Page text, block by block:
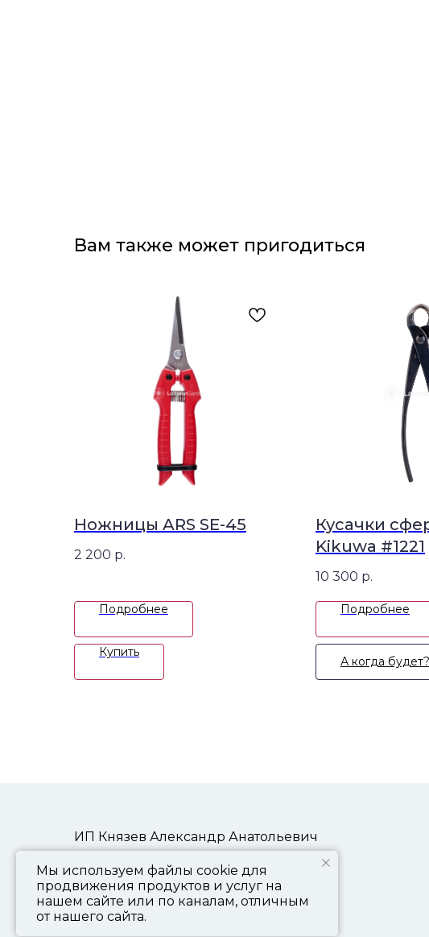
Мы используем файлы cookie для
продвижения продуктов и услуг на
нашем сайте или по каналам, отличным
от нашего сайта.
Вам также может пригодиться
Ножницы ARS SE-45
2 200 р.
Подробнее
Купить
Кусачки
Kikuwa #1221
10 300 р.
Подробнее
А когда будет?
ИП Князев Александр Анатольевич
ИНН: 773000885320
+7 903 157 73 33